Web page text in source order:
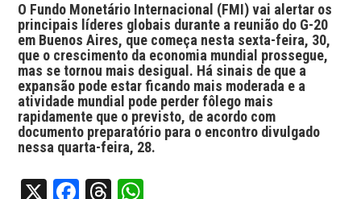
O Fundo Monetário Internacional (FMI) vai alertar os
principais líderes globais durante a reunião do G-20
em Buenos Aires, que começa nesta sexta-feira, 30,
que o crescimento da economia mundial prossegue,
mas se tornou mais desigual. Há sinais de que a
expansão pode estar ficando mais moderada e a
atividade mundial pode perder fôlego mais
rapidamente que o previsto, de acordo com
documento preparatório para o encontro divulgado
nessa quarta-feira, 28.
X Facebook
Threads